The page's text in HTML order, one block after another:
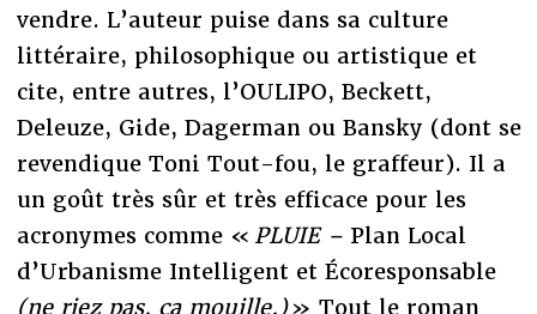
vendre. L’auteur puise dans sa culture
littéraire, philosophique ou artistique et
cite, entre autres, l’OULIPO, Beckett,
Deleuze, Gide, Dagerman ou Bansky (dont se
revendique Toni Tout-fou, le graffeur). Il a
un goût très sûr et très efficace pour les
acronymes comme « PLUIE – Plan Local
d’Urbanisme Intelligent et Écoresponsable
(ne riez pas, ça mouille.)» Tout le roman